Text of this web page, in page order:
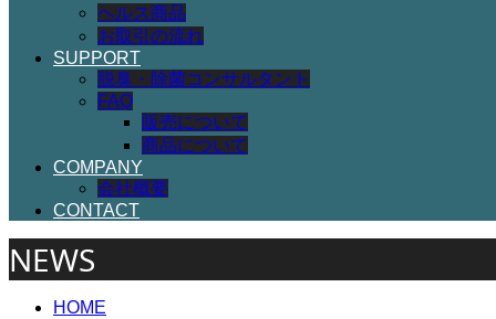
ヘルス商品
お取引の流れ
SUPPORT
脱臭・除菌コンサルタント
FAQ
販売について
商品について
COMPANY
会社概要
CONTACT
NEWS
HOME